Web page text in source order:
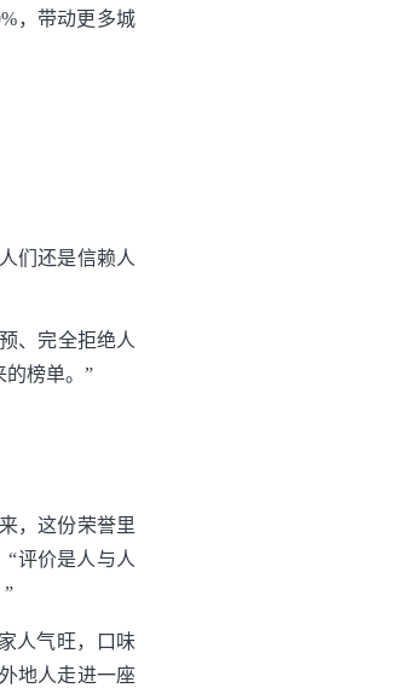
，带动更多城
们还是信赖人
、完全拒绝人
的榜单。”
，这份荣誉里
评价是人与人
人气旺，口味
地人走进一座